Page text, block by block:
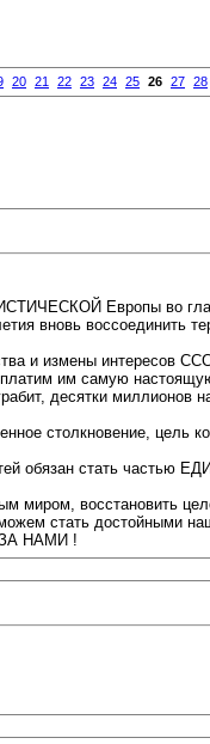
20 21 22 23 24 25 26 27 28
Европы во
вновь воссоединить
и измены интересов
платим им самую
десятки миллионов
столкновение, цель
обязан стать
восстановить
стать достойными
ЗА НАМИ !